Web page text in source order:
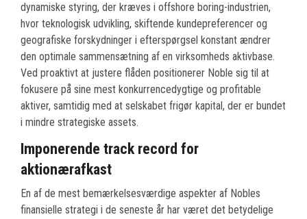
dynamiske styring, der kræves i offshore boring-industrien,
hvor teknologisk udvikling, skiftende kundepreferencer og
geografiske forskydninger i efterspørgsel konstant ændrer
den optimale sammensætning af en virksomheds aktivbase.
Ved proaktivt at justere flåden positionerer Noble sig til at
fokusere på sine mest konkurrencedygtige og profitable
aktiver, samtidig med at selskabet frigør kapital, der er bundet
i mindre strategiske assets.
Imponerende track record for
aktionærafkast
En af de mest bemærkelsesværdige aspekter af Nobles
finansielle strategi i de seneste år har været det betydelige